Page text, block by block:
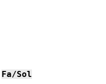
Fa/Sol